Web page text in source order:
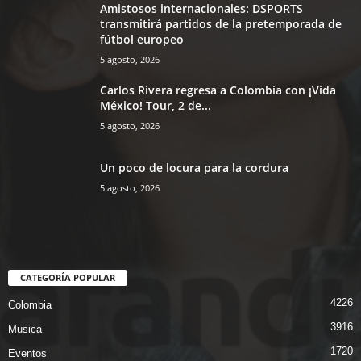
Amistosos internacionales: DSPORTS
transmitirá partidos de la pretemporada de
fútbol europeo
5 agosto, 2026
Carlos Rivera regresa a Colombia con ¡Vida
México! Tour, 2 de...
5 agosto, 2026
Un poco de locura para la cordura
5 agosto, 2026
CATEGORÍA POPULAR
Colombia 4226
Musica 3916
Eventos 1720